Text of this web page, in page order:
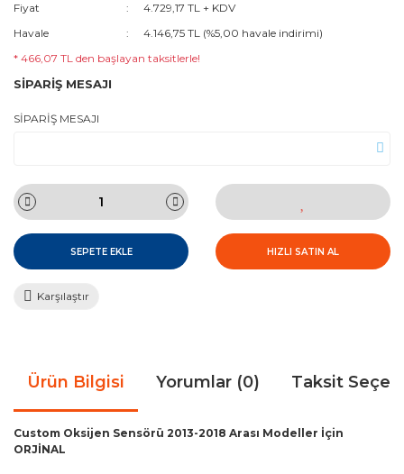
Fiyat
4.729,17 TL + KDV
Havale
4.146,75 TL (%5,00 havale indirimi)
* 466,07 TL den başlayan taksitlerle!
SİPARİŞ MESAJI
SİPARİŞ MESAJI
SEPETE EKLE HIZLI SATIN AL
Karşılaştır
Ürün Bilgisi Yorumlar (0) Taksit
Custom Oksijen Sensörü 2013-2018 Arası Modeller İçin
ORJİNAL